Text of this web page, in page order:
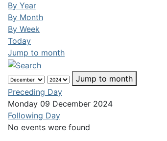
By Year
By Month
By Week
Today
Jump to month
Jump to month
Preceding Day
Monday 09 December 2024
Following Day
No events were found